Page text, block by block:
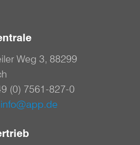
Weg 3, 88299
(0) 7561-827-0
info@app.de